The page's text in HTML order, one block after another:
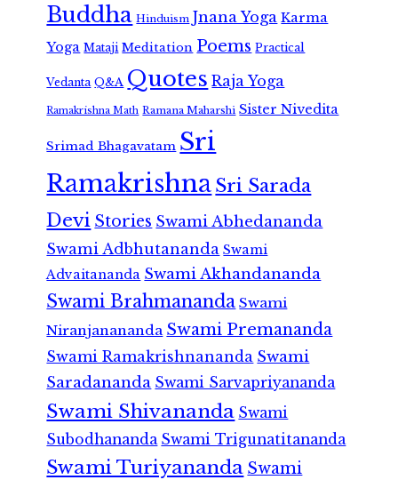
Buddha Hinduism Jnana Yoga Karma
Yoga Mataji Meditation Poems Practical
Vedanta Q&A Quotes Raja Yoga
Ramakrishna Math Ramana Maharshi Sister Nivedita
Srimad Bhagavatam Sri
RamakrishnaSri Sarada
Devi Stories Swami Abhedananda
Swami Adbhutananda Swami
Advaitananda Swami Akhandananda
Swami Brahmananda Swami
Niranjanananda Swami Premananda
Swami Ramakrishnananda Swami
Saradananda Swami Sarvapriyananda
Swami Shivananda Swami
Subodhananda Swami Trigunatitananda
Swami Turiyananda Swami